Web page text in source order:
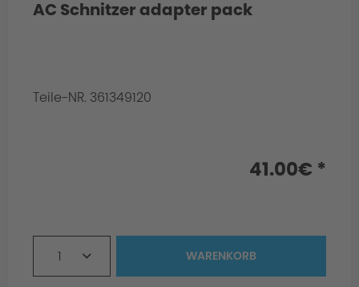
AC Schnitzer adapter pack
Teile-NR. 361349120
41.00€ *
1 WARENKORB